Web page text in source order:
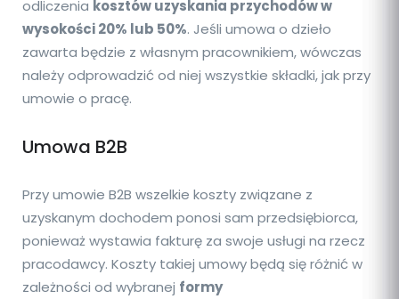
odliczenia kosztów uzyskania przychodów w
wysokości 20% lub 50%. Jeśli umowa o dzieło
zawarta będzie z własnym pracownikiem, wówczas
należy odprowadzić od niej wszystkie składki, jak przy
umowie o pracę.
Umowa B2B
Przy umowie B2B wszelkie koszty związane z
uzyskanym dochodem ponosi sam przedsiębiorca,
ponieważ wystawia fakturę za swoje usługi na rzecz
pracodawcy. Koszty takiej umowy będą się różnić w
zależności od wybranej formy